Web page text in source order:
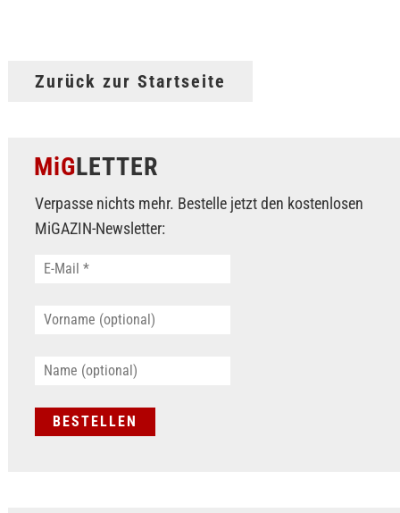
Zurück zur Startseite
MiGLETTER
Verpasse nichts mehr. Bestelle jetzt den kostenlosen
MiGAZIN-Newsletter: